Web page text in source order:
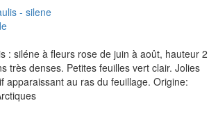
: siléne à fleurs rose de juin à août, hauteur 2
très denses. Petites feuilles vert clair. Jolies
apparaissant au ras du feuillage. Origine: